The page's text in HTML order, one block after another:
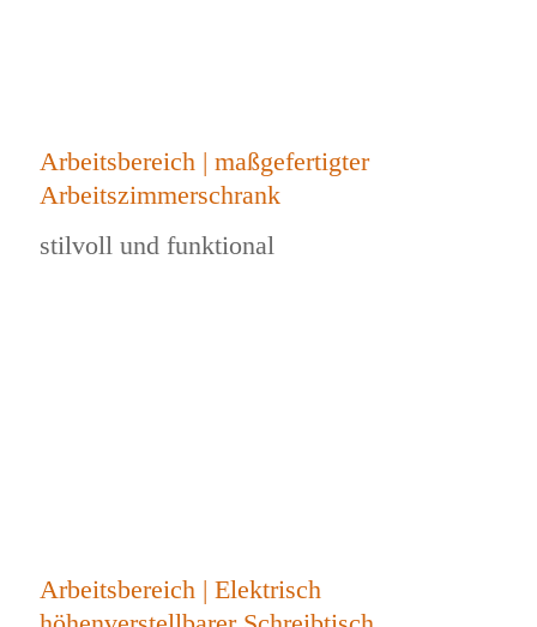
Arbeitsbereich | maßgefertigter
Arbeitszimmerschrank
stilvoll und funktional
Arbeitsbereich | Elektrisch